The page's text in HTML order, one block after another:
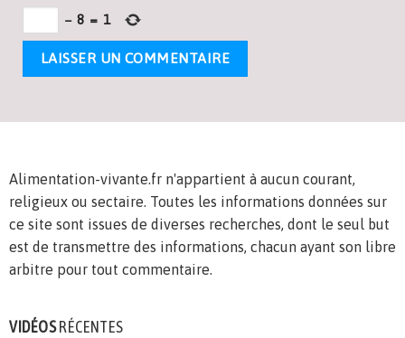
− 8 = 1
Alimentation-vivante.fr n'appartient à aucun courant,
religieux ou sectaire. Toutes les informations données sur
ce site sont issues de diverses recherches, dont le seul but
est de transmettre des informations, chacun ayant son libre
arbitre pour tout commentaire.
VIDÉOSRÉCENTES